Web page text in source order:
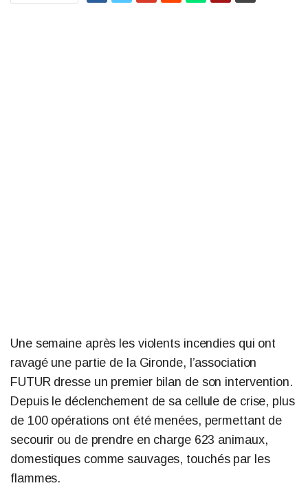
Une semaine après les violents incendies qui ont
ravagé une partie de la Gironde, l’association
FUTUR dresse un premier bilan de son intervention.
Depuis le déclenchement de sa cellule de crise, plus
de 100 opérations ont été menées, permettant de
secourir ou de prendre en charge 623 animaux,
domestiques comme sauvages, touchés par les
flammes.